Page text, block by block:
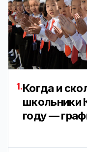
1.Когда и
школьники
году —